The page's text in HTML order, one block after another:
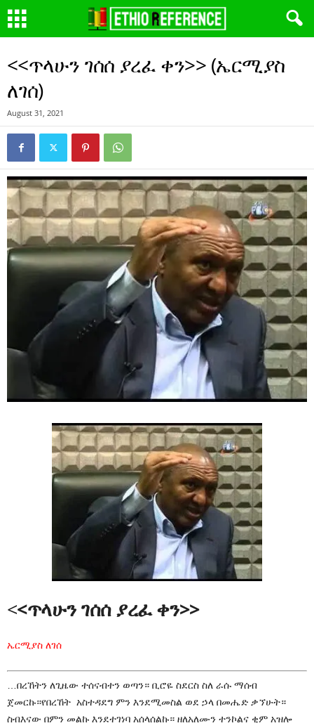
<<ጥላሁን ገሰሰ ያረፈ ቀን>> (ኤርሚያስ
ለገሰ)
August 31, 2021
<<ጥላሁን ገሰሰ ያረፈ ቀን>>
ኤርሚያስ ለገሰ
…በረኸትን ለጊዜው ተሰናብተን ወጣን። ቢሮዬ ስደርስ ስለ ራሱ ማሰብ
ጀመርኩ።የበረኸት አስተዳደግ ምን እንደሚመስል ወደ ኃላ በመሔድ ቃኘሁት።
ስብእናው በምን መልኩ እንደተገነባ አሰላሰልኩ። ዘለአለሙን ተንኮልና ቂም አዝሎ